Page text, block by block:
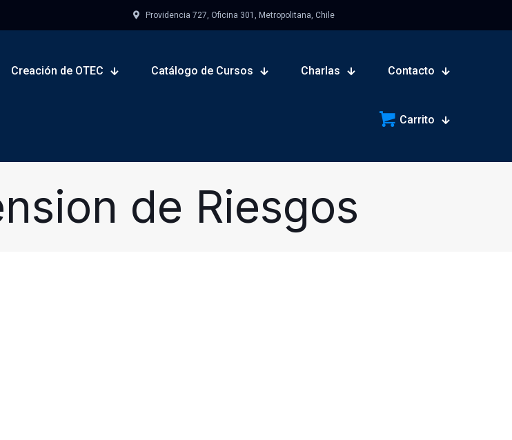
Providencia 727, Oficina 301, Metropolitana, Chile
Creación de OTEC Catálogo de Cursos Charlas Contacto
Carrito
de Riesgos